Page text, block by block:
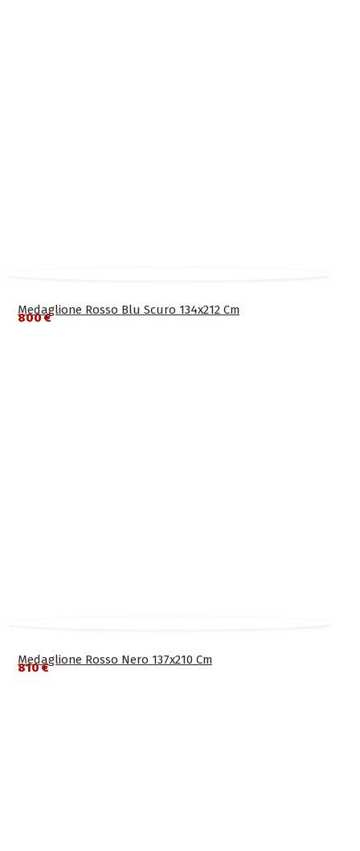
Medaglione Rosso Blu Scuro 134x212 Cm
800 €
Medaglione Rosso Nero 137x210 Cm
810 €